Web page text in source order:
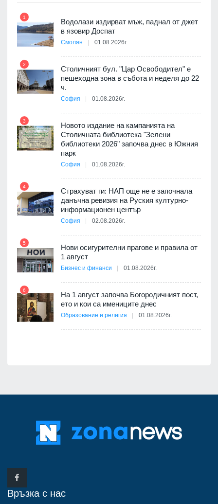
1
Водолази издирват мъж, паднал от джет
в язовир Доспат
Смолян 01.08.2026г.
2
Столичният бул. "Цар Освободител" е
пешеходна зона в събота и неделя до 22
ч.
София 01.08.2026г.
3
Новото издание на кампанията на
Столичната библиотека "Зелени
библиотеки 2026" започва днес в Южния
парк
София 01.08.2026г.
4
Страхуват ги: НАП още не е започнала
данъчна ревизия на Руския културно-
информационен център
София 02.08.2026г.
5
Нови осигурителни прагове и правила от
1 август
Бизнес и финанси 01.08.2026г.
6
На 1 август започва Богородичният пост,
ето и кои са имениците днес
Образование и религия 01.08.2026г.
Връзка с нас